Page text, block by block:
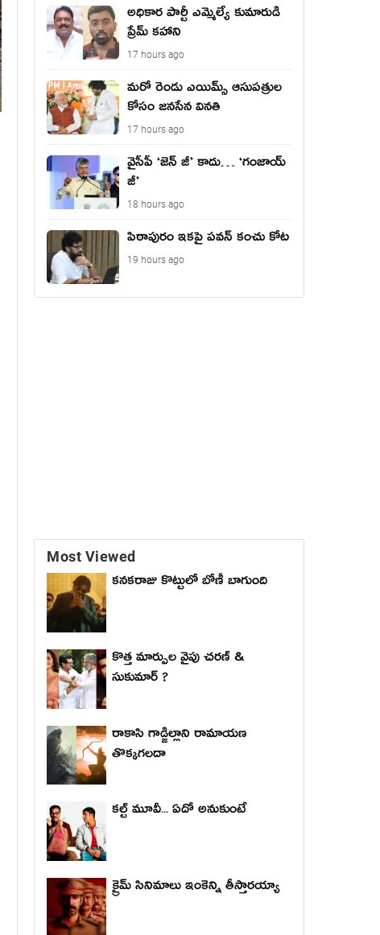
అధికార పార్టీ ఎమ్మెల్యే కుమారుడి
ప్రేమ్ కహాని
17 hours ago
మరో రెండు ఎయిమ్స్ ఆసుపత్రుల
కోసం జనసేన వినతి
17 hours ago
వైసీపీ ‘జెన్ జీ’ కాదు… ‘గంజాయ్
జీ’
18 hours ago
పిఠాపురం ఇకపై పవన్ కంచు కోట
19 hours ago
Most Viewed
కనకరాజు కొట్టులో బోణీ బాగుంది
కొత్త మార్పుల వైపు చరణ్ &
సుకుమార్ ?
రాకాసి గాడ్జిల్లాని రామాయణ
తొక్కగలదా
కల్ట్ మూవీ... ఏదో అనుకుంటే
క్రైమ్ సినిమాలు ఇంకెన్ని తీస్తారయ్యా